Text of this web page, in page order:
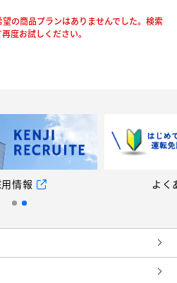
の商品プランはありませんでした。検索
度お試しください。
情報 よく